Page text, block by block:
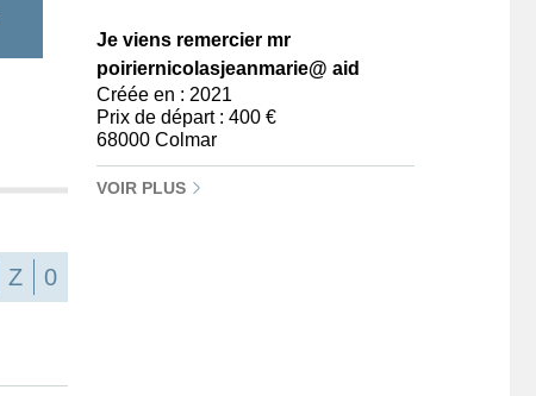
Z 0
Je viens remercier mr
poiriernicolasjeanmarie@ aid
Créée en : 2021
Prix de départ : 400 €
68000 Colmar
VOIR PLUS